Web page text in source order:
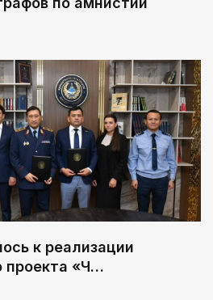
к реализации
проекта «Ч…